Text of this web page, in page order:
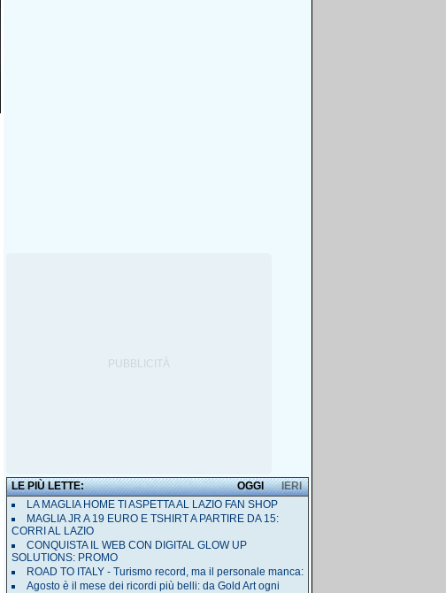
LE PIÙ LETTE: IERI
OGGI
LA MAGLIA HOME TI ASPETTA AL LAZIO FAN SHOP
MAGLIA JR A 19 EURO E TSHIRT A PARTIRE DA 15:
CORRI AL LAZIO
CONQUISTA IL WEB CON DIGITAL GLOW UP
SOLUTIONS: PROMO
ROAD TO ITALY - Turismo record, ma il personale manca:
Agosto è il mese dei ricordi più belli: da Gold Art ogni